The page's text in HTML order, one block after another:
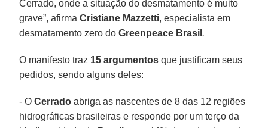
Cerrado, onde a situação do desmatamento é muito
grave”, afirmaCristiane Mazzetti, especialista em
desmatamento zero doGreenpeace Brasil.
O manifesto traz 15 argumentos que justificam seus
pedidos, sendo alguns deles:
- OCerrado abriga as nascentes de 8 das 12 regiões
hidrográficas brasileiras e responde por um terço da